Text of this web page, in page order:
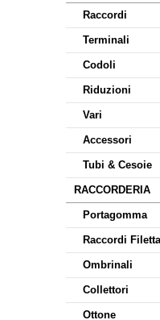
Raccordi
Terminali
Codoli
Riduzioni
Vari
Accessori
Tubi & Cesoie
RACCORDERIA
Portagomma
Raccordi
Ombrinali
Collettori
Ottone